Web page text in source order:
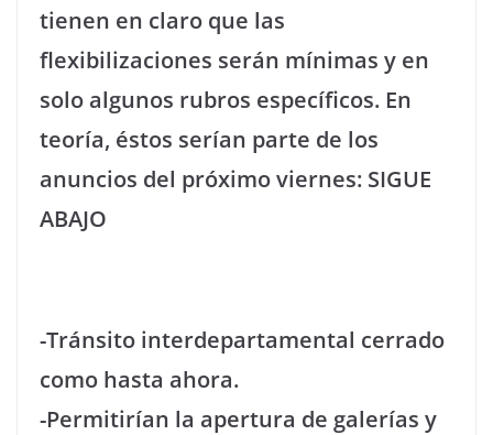
tienen en claro que las
flexibilizaciones serán mínimas y en
solo algunos rubros específicos. En
teoría, éstos serían parte de los
anuncios del próximo viernes: SIGUE
ABAJO
-Tránsito interdepartamental cerrado
como hasta ahora.
-Permitirían la apertura de galerías y